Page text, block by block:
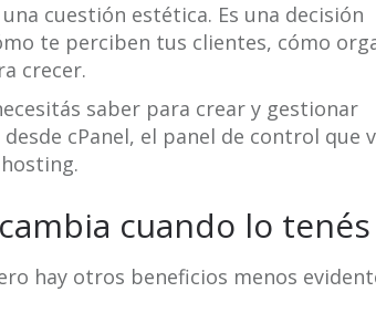
cuestión estética. Es una decisión
te perciben tus clientes, cómo
crecer.
saber para crear y gestionar
cPanel, el panel de control que
cuando lo tenés
hay otros beneficios menos